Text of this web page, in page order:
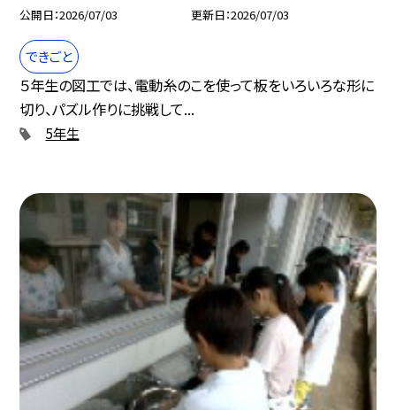
公開日 2026/07/03 更新日 2026/07/03
できごと
５年生の図工では、電動糸のこを使って板をいろいろな形に
切り、パズル作りに挑戦して...
5年生